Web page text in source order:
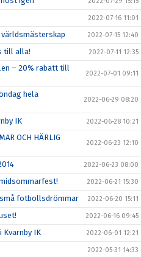
2022-07-16 11:01
världsmästerskap 2022-07-15 12:40
till alla! 2022-07-11 12:35
– 20% rabatt till
2022-07-01 09:11
hela
2022-06-29 08:20
IK 2022-06-28 10:21
OCH HÄRLIG
2022-06-23 12:10
2022-06-23 08:00
2022-06-21 15:30
fotbollsdrömmar 2022-06-20 15:11
2022-06-16 09:45
IK 2022-06-01 12:21
2022-05-31 14:33